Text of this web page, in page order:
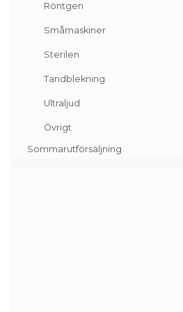
Röntgen
Småmaskiner
Sterilen
Tandblekning
Ultraljud
Övrigt
Sommarutförsäljning